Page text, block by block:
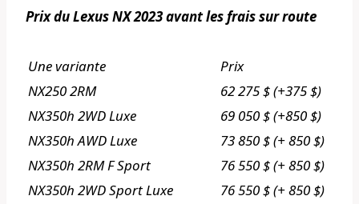
Prix ​​du Lexus NX 2023 avant les frais sur route
Une variante
Prix
NX250 2RM
62 275 $ (+375 $)
NX350h 2WD Luxe
69 050 $ (+850 $)
NX350h AWD Luxe
73 850 $ (+ 850 $)
NX350h 2RM F Sport
76 550 $ (+ 850 $)
NX350h 2WD Sport Luxe
76 550 $ (+ 850 $)